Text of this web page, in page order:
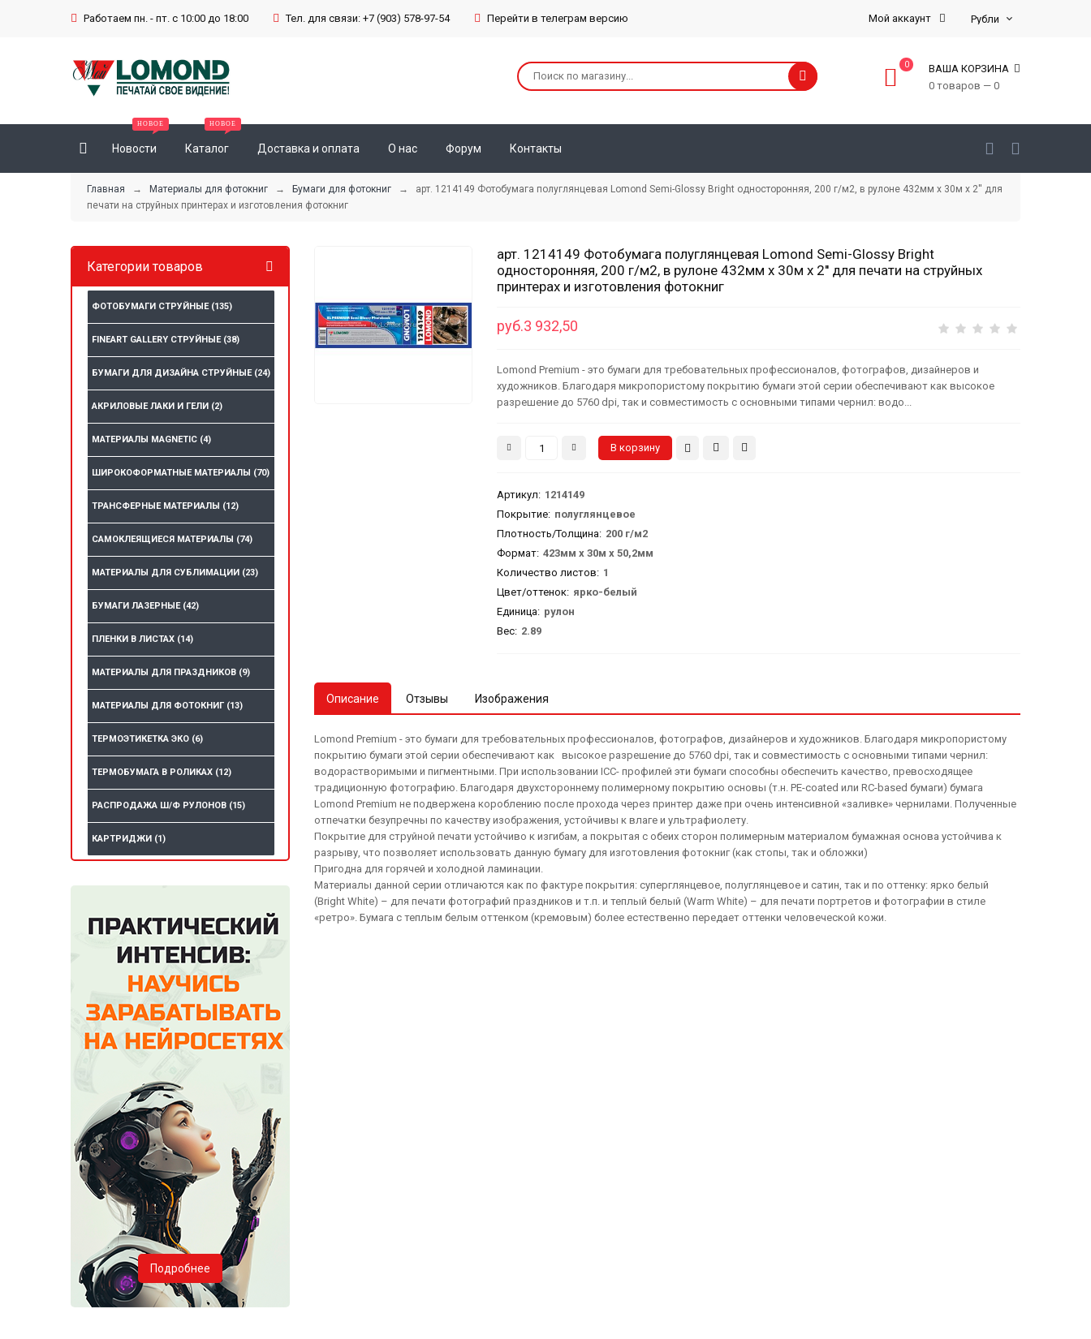
Мой аккаунт
Работаем пн. - пт. с 10:00 до 18:00 Тел. для связи: +7 (903) 578-97-54 Перейти в телеграм версию
0
ВАША КОРЗИНА
0 товаров — 0
Новости Каталог Доставка и оплата О нас Форум Контакты
Главная → Материалы для фотокниг → Бумаги для фотокниг
→ арт. 1214149 Фотобумага полуглянцевая Lomond Semi-Glossy Bright односторонняя, 200 г/м2, в рулоне 432мм х 30м х 2'' для
печати на струйных принтерах и изготовления фотокниг
арт. 1214149 Фотобумага полуглянцевая Lomond Semi-Glossy Bright
односторонняя, 200 г/м2, в рулоне 432мм х 30м х 2'' для печати на струйных
принтерах и изготовления фотокниг
руб.3 932,50
Lomond Premium - это бумаги для требовательных профессионалов, фотографов, дизайнеров и
художников. Благодаря микропористому покрытию бумаги этой серии обеспечивают как высокое
разрешение до 5760 dpi, так и совместимость с основными типами чернил: водо...
Артикул: 1214149
Покрытие: полуглянцевое
Плотность/Толщина: 200 г/м2
Формат: 423мм х 30м х 50,2мм
Количество листов: 1
Цвет/оттенок: ярко-белый
Единица: рулон
Вес: 2.89
Описание Отзывы Изображения
Lomond Premium - это бумаги для требовательных профессионалов, фотографов, дизайнеров и художников. Благодаря микропористому
покрытию бумаги этой серии обеспечивают как высокое разрешение до 5760 dpi, так и совместимость с основными типами чернил:
водорастворимыми и пигментными. При использовании ICC- профилей эти бумаги способны обеспечить качество, превосходящее
традиционную фотографию. Благодаря двухстороннему полимерному покрытию основы (т.н. PE-coated или RC-based бумаги) бумага
Lomond Premium не подвержена короблению после прохода через принтер даже при очень интенсивной «заливке» чернилами. Полученные
отпечатки безупречны по качеству изображения, устойчивы к влаге и ультрафиолету.
Покрытие для струйной печати устойчиво к изгибам, а покрытая с обеих сторон полимерным материалом бумажная основа устойчива к
разрыву, что позволяет использовать данную бумагу для изготовления фотокниг (как стопы, так и обложки)
Пригодна для горячей и холодной ламинации.
Материалы данной серии отличаются как по фактуре покрытия: суперглянцевое, полуглянцевое и сатин, так и по оттенку: ярко белый
(Bright White) – для печати фотографий праздников и т.п. и теплый белый (Warm White) – для печати портретов и фотографии в стиле
«ретро». Бумага с теплым белым оттенком (кремовым) более естественно передает оттенки человеческой кожи.
Категории товаров
ФОТОБУМАГИ СТРУЙНЫЕ (135)
FINEART GALLERY СТРУЙНЫЕ (38)
БУМАГИ ДЛЯ ДИЗАЙНА СТРУЙНЫЕ (24)
АКРИЛОВЫЕ ЛАКИ И ГЕЛИ (2)
МАТЕРИАЛЫ MAGNETIC (4)
ШИРОКОФОРМАТНЫЕ МАТЕРИАЛЫ (70)
ТРАНСФЕРНЫЕ МАТЕРИАЛЫ (12)
САМОКЛЕЯЩИЕСЯ МАТЕРИАЛЫ (74)
МАТЕРИАЛЫ ДЛЯ СУБЛИМАЦИИ (23)
БУМАГИ ЛАЗЕРНЫЕ (42)
ПЛЕНКИ В ЛИСТАХ (14)
МАТЕРИАЛЫ ДЛЯ ПРАЗДНИКОВ (9)
МАТЕРИАЛЫ ДЛЯ ФОТОКНИГ (13)
ТЕРМОЭТИКЕТКА ЭКО (6)
ТЕРМОБУМАГА В РОЛИКАХ (12)
РАСПРОДАЖА Ш/Ф РУЛОНОВ (15)
КАРТРИДЖИ (1)
Подробнее